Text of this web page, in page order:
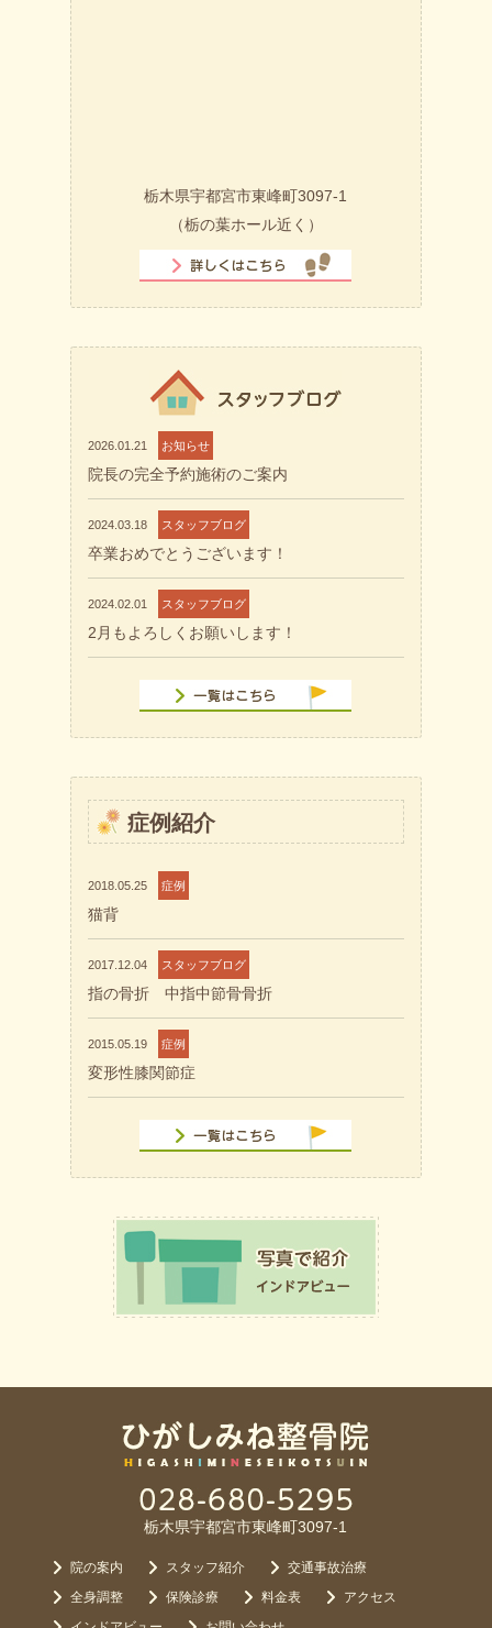
栃木県宇都宮市東峰町3097-1
（栃の葉ホール近く）
2026.01.21 お知らせ
院長の完全予約施術のご案内
2024.03.18 スタッフブログ
卒業おめでとうございます！
2024.02.01 スタッフブログ
2月もよろしくお願いします！
症例紹介
2018.05.25 症例
猫背
2017.12.04 スタッフブログ
指の骨折 中指中節骨骨折
2015.05.19 症例
変形性膝関節症
栃木県宇都宮市東峰町3097-1
院の案内 スタッフ紹介
交通事故治療
全身調整
保険診療 料金表
アクセス